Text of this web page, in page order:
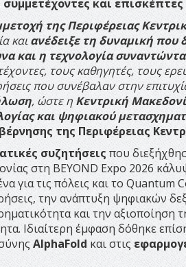
συμμετέχοντες και
της Περιφέρειας
καιανέδειξε τη δυναμική που
και η τεχνολογία
τους καθηγητές, τους
που συνέβαλαν στην
, ώστε ηΚεντρική
και ψηφιακού
της Περιφέρειας
συζητήσεις που
στη BEYOND Expo 2026
για τις πόλεις και το
την ανάπτυξη ψηφιακών
και την αξιοποίηση
Ιδιαίτερη έμφαση δόθηκε
AlphaFold και στις